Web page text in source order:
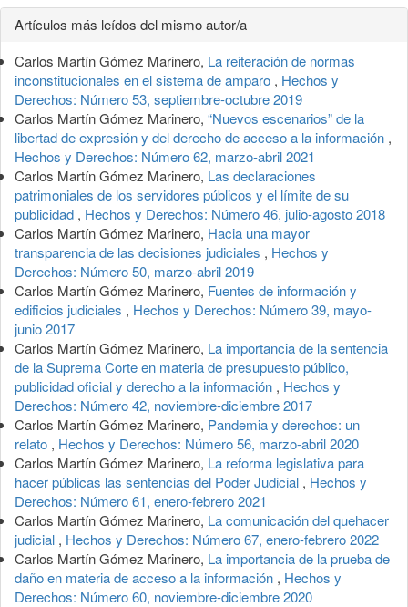
Detalles
del
artículo
Artículos más leídos del mismo autor/a
Carlos Martín Gómez Marinero, La reiteración de normas
inconstitucionales en el sistema de amparo , Hechos y
Derechos: Número 53, septiembre-octubre 2019
Carlos Martín Gómez Marinero, “Nuevos escenarios” de la
libertad de expresión y del derecho de acceso a la información ,
Hechos y Derechos: Número 62, marzo-abril 2021
Carlos Martín Gómez Marinero, Las declaraciones
patrimoniales de los servidores públicos y el límite de su
publicidad , Hechos y Derechos: Número 46, julio-agosto 2018
Carlos Martín Gómez Marinero, Hacia una mayor
transparencia de las decisiones judiciales , Hechos y
Derechos: Número 50, marzo-abril 2019
Carlos Martín Gómez Marinero, Fuentes de información y
edificios judiciales , Hechos y Derechos: Número 39, mayo-
junio 2017
Carlos Martín Gómez Marinero, La importancia de la sentencia
de la Suprema Corte en materia de presupuesto público,
publicidad oficial y derecho a la información , Hechos y
Derechos: Número 42, noviembre-diciembre 2017
Carlos Martín Gómez Marinero, Pandemia y derechos: un
relato , Hechos y Derechos: Número 56, marzo-abril 2020
Carlos Martín Gómez Marinero, La reforma legislativa para
hacer públicas las sentencias del Poder Judicial , Hechos y
Derechos: Número 61, enero-febrero 2021
Carlos Martín Gómez Marinero, La comunicación del quehacer
judicial , Hechos y Derechos: Número 67, enero-febrero 2022
Carlos Martín Gómez Marinero, La importancia de la prueba de
daño en materia de acceso a la información , Hechos y
Derechos: Número 60, noviembre-diciembre 2020